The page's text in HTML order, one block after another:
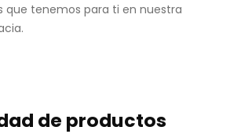
que tenemos para ti en nuestra
de productos